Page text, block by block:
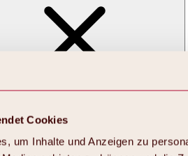
Cookies
um Inhalte und Anzeigen zu